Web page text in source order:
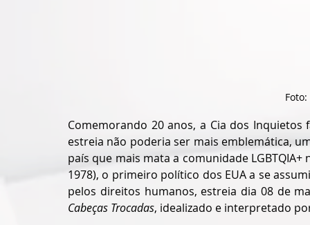
Comemorando 20 anos, a Cia dos
estreia não poderia ser mais emblemática,
país que mais mata a comunidade
1978), o primeiro político dos EUA a se
pelos direitos humanos, estreia dia 08 de
Cabeças Trocadas, idealizado e interpretado